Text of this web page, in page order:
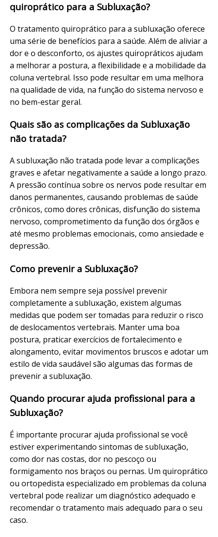
quiroprático para a Subluxação?
O tratamento quiroprático para a subluxação oferece
uma série de benefícios para a saúde. Além de aliviar a
dor e o desconforto, os ajustes quiropráticos ajudam
a melhorar a postura, a flexibilidade e a mobilidade da
coluna vertebral. Isso pode resultar em uma melhora
na qualidade de vida, na função do sistema nervoso e
no bem-estar geral.
Quais são as complicações da Subluxação
não tratada?
A subluxação não tratada pode levar a complicações
graves e afetar negativamente a saúde a longo prazo.
A pressão contínua sobre os nervos pode resultar em
danos permanentes, causando problemas de saúde
crônicos, como dores crônicas, disfunção do sistema
nervoso, comprometimento da função dos órgãos e
até mesmo problemas emocionais, como ansiedade e
depressão.
Como prevenir a Subluxação?
Embora nem sempre seja possível prevenir
completamente a subluxação, existem algumas
medidas que podem ser tomadas para reduzir o risco
de deslocamentos vertebrais. Manter uma boa
postura, praticar exercícios de fortalecimento e
alongamento, evitar movimentos bruscos e adotar um
estilo de vida saudável são algumas das formas de
prevenir a subluxação.
Quando procurar ajuda profissional para a
Subluxação?
É importante procurar ajuda profissional se você
estiver experimentando sintomas de subluxação,
como dor nas costas, dor no pescoço ou
formigamento nos braços ou pernas. Um quiroprático
ou ortopedista especializado em problemas da coluna
vertebral pode realizar um diagnóstico adequado e
recomendar o tratamento mais adequado para o seu
caso.